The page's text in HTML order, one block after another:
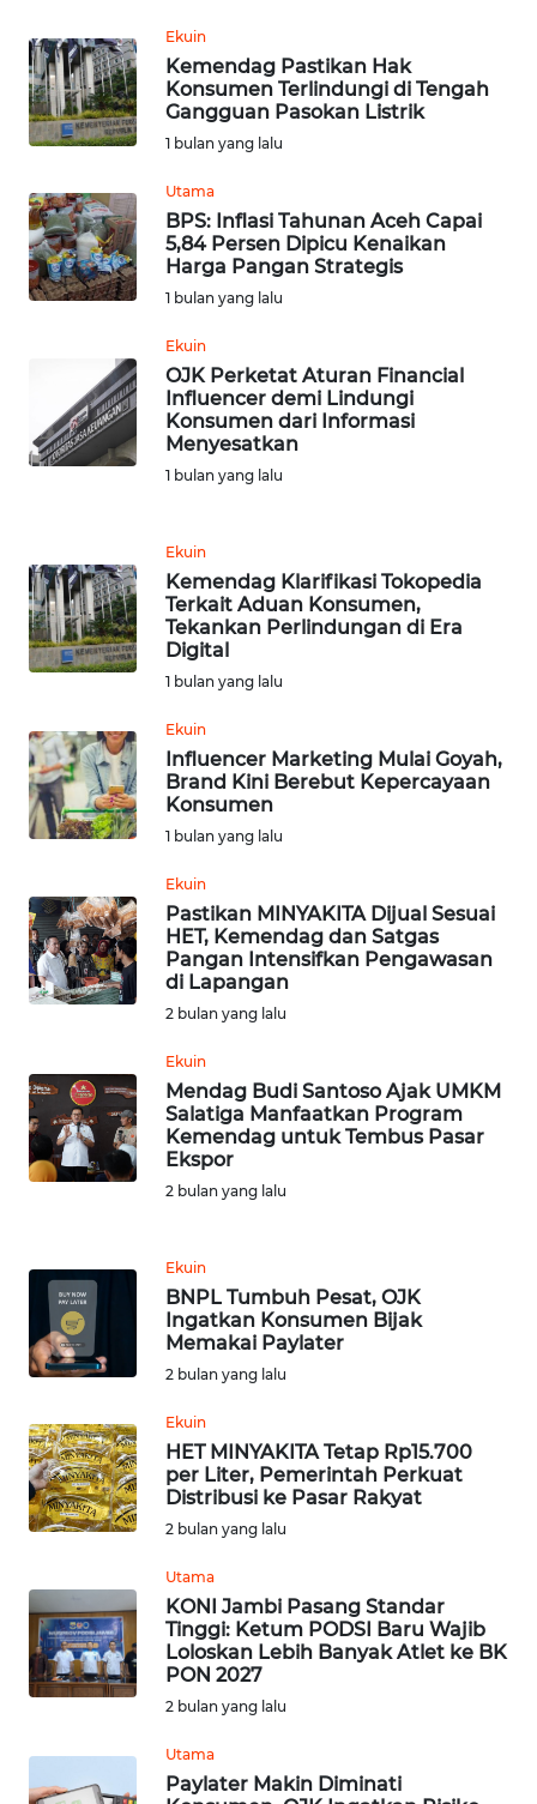
Ekuin
Kemendag Pastikan Hak
Konsumen Terlindungi di Tengah
Gangguan Pasokan Listrik
1 bulan yang lalu
Utama
BPS: Inflasi Tahunan Aceh Capai
5,84 Persen Dipicu Kenaikan
Harga Pangan Strategis
1 bulan yang lalu
Ekuin
OJK Perketat Aturan Financial
Influencer demi Lindungi
Konsumen dari Informasi
Menyesatkan
1 bulan yang lalu
Ekuin
Kemendag Klarifikasi Tokopedia
Terkait Aduan Konsumen,
Tekankan Perlindungan di Era
Digital
1 bulan yang lalu
Ekuin
Influencer Marketing Mulai Goyah,
Brand Kini Berebut Kepercayaan
Konsumen
1 bulan yang lalu
Ekuin
Pastikan MINYAKITA Dijual Sesuai
HET, Kemendag dan Satgas
Pangan Intensifkan Pengawasan
di Lapangan
2 bulan yang lalu
Ekuin
Mendag Budi Santoso Ajak UMKM
Salatiga Manfaatkan Program
Kemendag untuk Tembus Pasar
Ekspor
2 bulan yang lalu
Ekuin
BNPL Tumbuh Pesat, OJK
Ingatkan Konsumen Bijak
Memakai Paylater
2 bulan yang lalu
Ekuin
HET MINYAKITA Tetap Rp15.700
per Liter, Pemerintah Perkuat
Distribusi ke Pasar Rakyat
2 bulan yang lalu
Utama
KONI Jambi Pasang Standar
Tinggi: Ketum PODSI Baru Wajib
Loloskan Lebih Banyak Atlet ke BK
PON 2027
2 bulan yang lalu
Utama
Paylater Makin Diminati
WN
PAPUA
BARAT
WN
RIAU
WN
SERAMBI
JAMBI
WN
NTB
WN
SULTENG
WN
SULBAR
WN
BABEL
WN
SUMBAR
WN
WN
BENGKULU
WN
JATENG
WN
NUSANTARA
WN
JOGJA
WN
WN
BALI
WN
WN